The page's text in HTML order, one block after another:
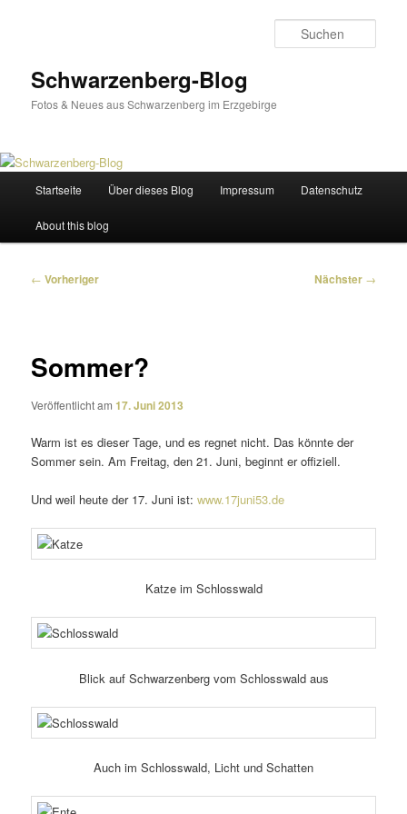
Schwarzenberg-Blog
Fotos & Neues aus Schwarzenberg im Erzgebirge
Startseite Über dieses Blog Impressum Datenschutz
About this blog
Beitragsnavigation
← Vorheriger Nächster →
Sommer?
Veröffentlicht am17. Juni 2013
Warm ist es dieser Tage, und es regnet nicht. Das könnte der
Sommer sein. Am Freitag, den 21. Juni, beginnt er offiziell.
Und weil heute der 17. Juni ist:www.17juni53.de
Katze im Schlosswald
Blick auf Schwarzenberg vom Schlosswald aus
Auch im Schlosswald, Licht und Schatten